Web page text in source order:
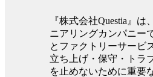
『株式会社Questia』
ニアリングカンパニー
とファクトリーサービ
立ち上げ・保守・トラ
を止めないために重要